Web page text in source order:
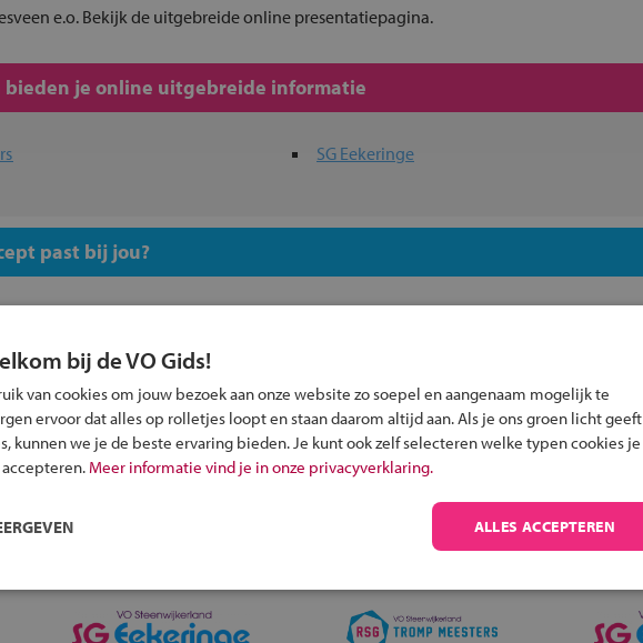
e.o. Bekijk de uitgebreide online presentatiepagina.
bieden je online uitgebreide informatie
SG Eekeringe
past bij jou?
Inschrijven?
Alle informatie om je kind aan te melden bij
een middelbare school.
bij de VO Gids!
van cookies om jouw bezoek aan onze website zo soepel en aangenaam mogelijk te
ervoor dat alles op rolletjes loopt en staan daarom altijd aan. Als je ons groen licht geeft
kunnen we je de beste ervaring bieden. Je kunt ook zelf selecteren welke typen cookies je
Meer informatie vind je in onze privacyverklaring.
ALLES ACCEPTEREN